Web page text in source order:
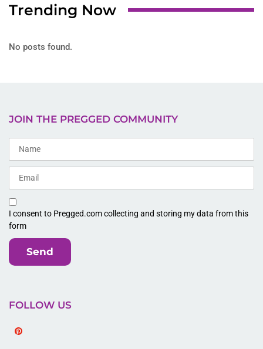
Trending Now
No posts found.
JOIN THE PREGGED COMMUNITY
I consent to Pregged.com collecting and storing my data from this
form
Send
FOLLOW US